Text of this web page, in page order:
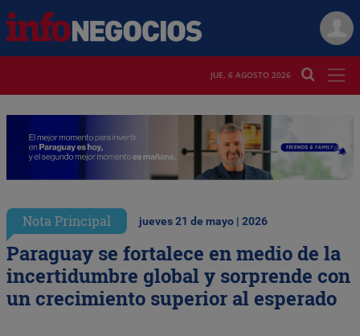
JUE. 6 AGOSTO 2026
Nota Principal jueves 21 de mayo | 2026
Paraguay se fortalece en medio de la
incertidumbre global y sorprende con
un crecimiento superior al esperado